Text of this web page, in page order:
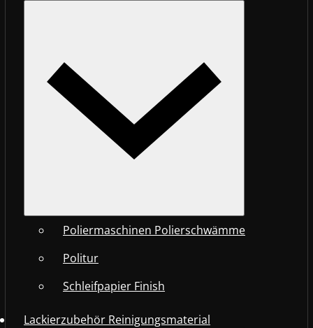
Poliermaschinen Polierschwämme
Politur
Schleifpapier Finish
Lackierzubehör Reinigungsmaterial